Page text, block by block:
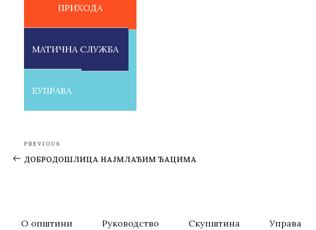
ПРИХОДА
МАТИЧНА СЛУЖБА
ЕУПРАВА
Post
navigation
Previous
Post
PREVIOUS
ДОБРОДОШЛИЦА НАЈМЛАЂИМ ЂАЦИМА
О општини Руководство Скупштина Управа